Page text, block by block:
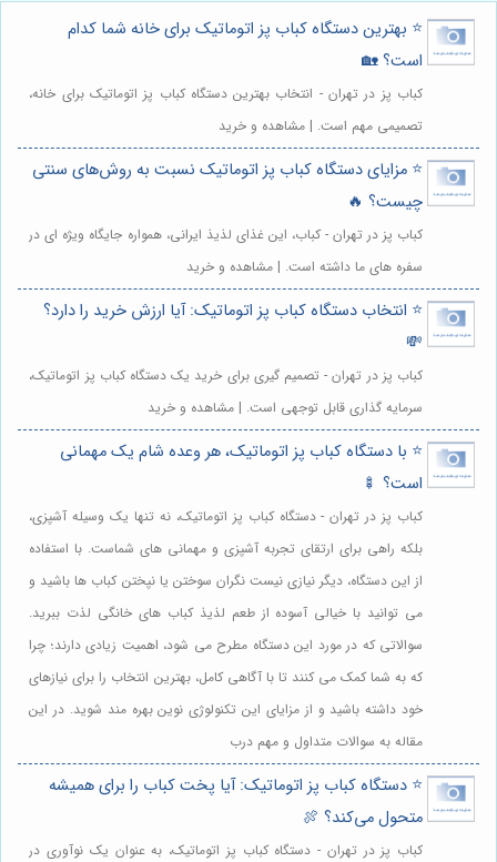
⭐️ بهترین دستگاه کباب پز اتوماتیک برای خانه شما کدام
است؟ 🏡
کباب پز در تهران - انتخاب بهترین دستگاه کباب پز اتوماتیک برای خانه،
تصمیمی مهم است. | مشاهده و خرید
⭐️ مزایای دستگاه کباب پز اتوماتیک نسبت به روش‌های سنتی
چیست؟ 🔥
کباب پز در تهران - کباب، این غذای لذیذ ایرانی، همواره جایگاه ویژه ای در
سفره های ما داشته است. | مشاهده و خرید
⭐️ انتخاب دستگاه کباب پز اتوماتیک: آیا ارزش خرید را دارد؟
💸
کباب پز در تهران - تصمیم گیری برای خرید یک دستگاه کباب پز اتوماتیک،
سرمایه گذاری قابل توجهی است. | مشاهده و خرید
⭐️ با دستگاه کباب پز اتوماتیک، هر وعده شام یک مهمانی
است؟ 🍢
کباب پز در تهران - دستگاه کباب پز اتوماتیک، نه تنها یک وسیله آشپزی،
بلکه راهی برای ارتقای تجربه آشپزی و مهمانی های شماست. با استفاده
از این دستگاه، دیگر نیازی نیست نگران سوختن یا نپختن کباب ها باشید و
می توانید با خیالی آسوده از طعم لذیذ کباب های خانگی لذت ببرید.
سوالاتی که در مورد این دستگاه مطرح می شود، اهمیت زیادی دارند؛ چرا
که به شما کمک می کنند تا با آگاهی کامل، بهترین انتخاب را برای نیازهای
خود داشته باشید و از مزایای این تکنولوژی نوین بهره مند شوید. در این
مقاله به سوالات متداول و مهم درب
⭐️ دستگاه کباب پز اتوماتیک: آیا پخت کباب را برای همیشه
متحول می‌کند؟ 🍖
کباب پز در تهران - دستگاه کباب پز اتوماتیک، به عنوان یک نوآوری در